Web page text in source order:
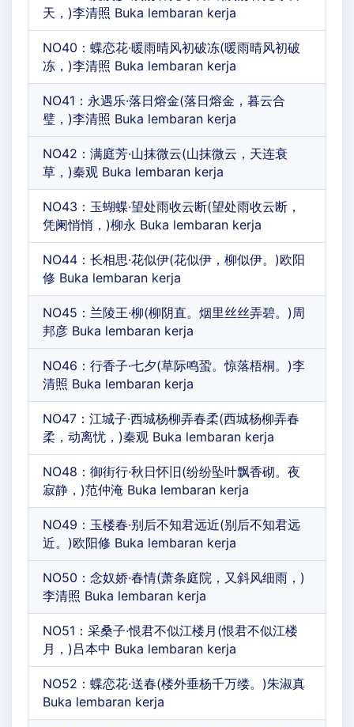
天，)李清照 Buka lembaran kerja
NO40：蝶恋花·暖雨晴风初破冻(暖雨晴风初破
冻，)李清照 Buka lembaran kerja
NO41：永遇乐·落日熔金(落日熔金，暮云合
璧，)李清照 Buka lembaran kerja
NO42：满庭芳·山抹微云(山抹微云，天连衰
草，)秦观 Buka lembaran kerja
NO43：玉蝴蝶·望处雨收云断(望处雨收云断，
凭阑悄悄，)柳永 Buka lembaran kerja
NO44：长相思·花似伊(花似伊，柳似伊。)欧阳
修 Buka lembaran kerja
NO45：兰陵王·柳(柳阴直。烟里丝丝弄碧。)周
邦彦 Buka lembaran kerja
NO46：行香子·七夕(草际鸣蛩。惊落梧桐。)李
清照 Buka lembaran kerja
NO47：江城子·西城杨柳弄春柔(西城杨柳弄春
柔，动离忧，)秦观 Buka lembaran kerja
NO48：御街行·秋日怀旧(纷纷坠叶飘香砌。夜
寂静，)范仲淹 Buka lembaran kerja
NO49：玉楼春·别后不知君远近(别后不知君远
近。)欧阳修 Buka lembaran kerja
NO50：念奴娇·春情(萧条庭院，又斜风细雨，)
李清照 Buka lembaran kerja
NO51：采桑子·恨君不似江楼月(恨君不似江楼
月，)吕本中 Buka lembaran kerja
NO52：蝶恋花·送春(楼外垂杨千万缕。)朱淑真
Buka lembaran kerja